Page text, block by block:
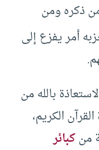
ذكره ومن
أمر يفزع إلى
بالله من
الكريم،
منكبائر